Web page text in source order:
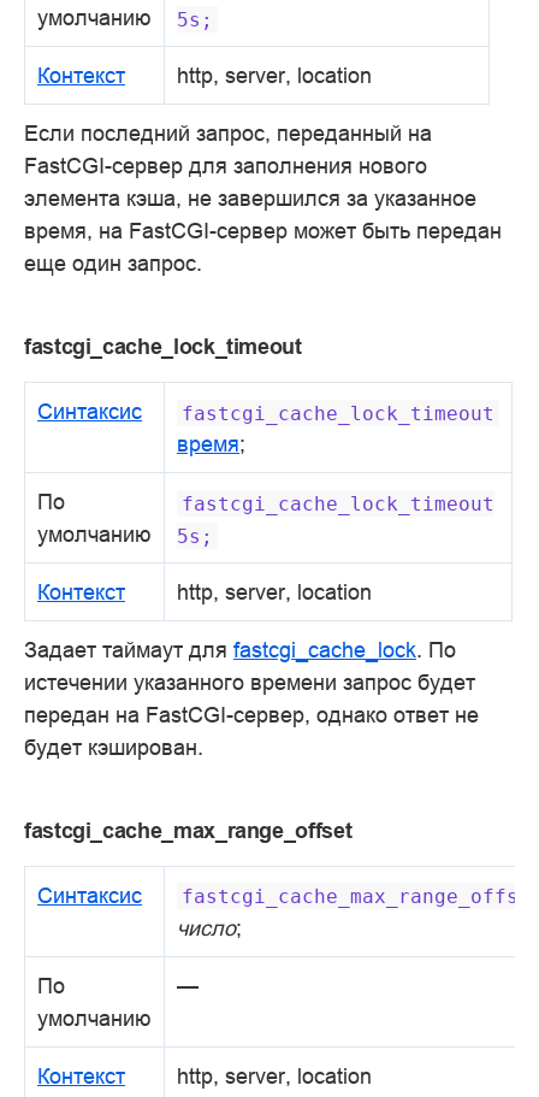
умолчанию
5s;
Контекст http, server, location
Если последний запрос, переданный на
FastCGI-сервер для заполнения нового
элемента кэша, не завершился за указанное
время, на FastCGI-сервер может быть передан
еще один запрос.
fastcgi_cache_lock_timeout
Синтаксис fastcgi_cache_lock_timeout
время;
По
умолчанию
fastcgi_cache_lock_timeout
5s;
Контекст http, server, location
Задает таймаут для fastcgi_cache_lock. По
истечении указанного времени запрос будет
передан на FastCGI-сервер, однако ответ не
будет кэширован.
fastcgi_cache_max_range_offset
Синтаксис
число;
По
умолчанию
—
Контекст http, server, location